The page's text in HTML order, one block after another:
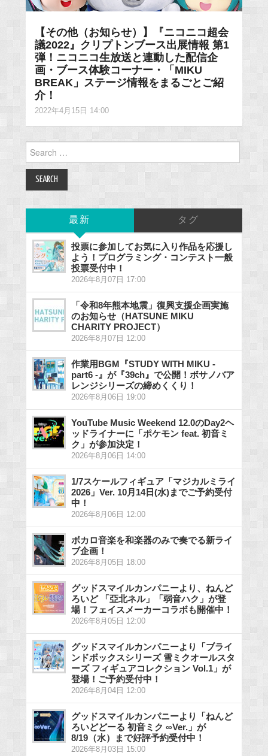
【その他（お知らせ）】『ニコニコ超会
議2022』クリプトンブース出展情報 第1
弾！ニコニコ生放送と連動した配信企
画・ブース体験コーナー・「MIKU
BREAK」ステージ情報をまるごとご紹
介！
2022年4月15日 14:00
Search
for:
最新 タグ
投票に参加してお気に入り作品を応援し
よう！プログラミング・コンテスト一般
投票受付中！
2026年8月07日 17:00
「令和8年熊本地震」復興支援企画実施
のお知らせ（HATSUNE MIKU
CHARITY PROJECT）
2026年8月07日 12:00
作業用BGM『STUDY WITH MIKU -
part6 -』が『39ch』で公開！ボサノバア
レンジシリーズの締めくくり！
2026年8月06日 19:00
YouTube Music Weekend 12.0のDay2ヘ
ッドライナーに「ポケモン feat. 初音ミ
ク」が参加決定！
2026年8月06日 14:00
1/7スケールフィギュア「マジカルミライ
2026」Ver. 10月14日(水)までご予約受付
中！
2026年8月06日 12:00
ボカロ音楽を和楽器のみで奏でる新ライ
ブ企画！
2026年8月05日 18:00
グッドスマイルカンパニーより、ねんど
ろいど 「亞北ネル」「弱音ハク」が登
場！フェイスメーカーコラボも開催中！
2026年8月05日 12:00
グッドスマイルカンパニーより「ブライ
ンドボックスシリーズ 雪ミクオールスタ
ーズ フィギュアコレクション Vol.1」が
登場！ご予約受付中！
2026年8月04日 12:00
グッドスマイルカンパニーより「ねんど
ろいどどーる 初音ミク ∞Ver.」が
8/19（水）まで好評予約受付中！
2026年8月03日 15:00